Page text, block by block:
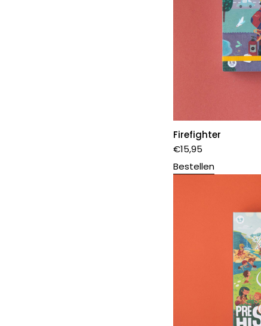
Firefighter
€15,95
Bestellen